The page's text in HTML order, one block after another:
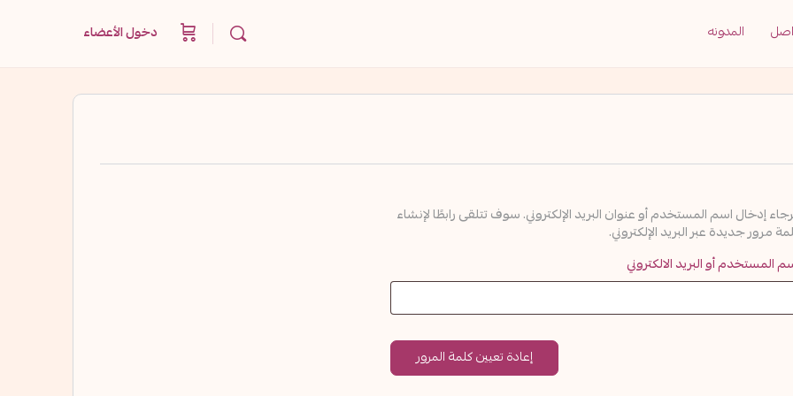
المدونه دخول الأعضاء
إدخال اسم المستخدم أو عنوان البريد الإلكتروني. سوف تتلقى رابطًا لإنشاء
مرور جديدة عبر البريد الإلكتروني.
المستخدم أو البريد الالكتروني
إعادة تعيين كلمة المرور